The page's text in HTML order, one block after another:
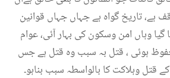
تاریخ گواہ ہے جہاں جہاں قوانین
گیا وہاں امن وسکون کی بہار آئی، عوام
ہوئی ، قتل بہ سبب وہ قتل ہے جس
وہلاکت کا بالواسطہ سبب بناہو۔